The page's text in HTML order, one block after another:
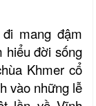
mang đậm
hiểu đời sống
Khmer cổ
vào những lễ